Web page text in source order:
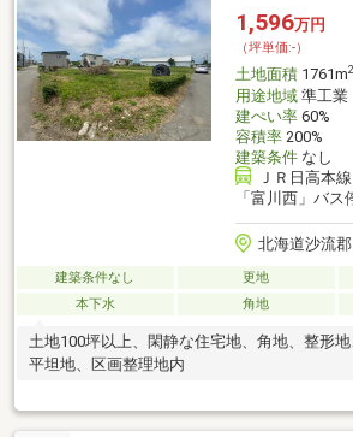
区画です。※地目は山林ですが、現況は宅地
り、建築に支障はありません。建築時には宅
要となりますが、通常の手続きで対応可能です
1,596万円
（坪単価:-）
土地面積1761m2
用途地域準工業
建ぺい率60%
容積率200%
建築条件なし
ＪＲ日高本
「富川西」バス
北海道沙流
建築条件なし 更地
本下水
角地
土地100坪以上、閑静な住宅地、角地、整形地
平坦地、区画整理地内